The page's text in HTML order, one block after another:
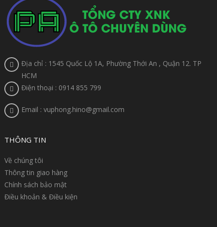
Địa chỉ : 1545 Quốc Lộ 1A, Phường Thới An , Quận 12. TP
HCM
Điện thoại : 0914 855 799
Email : vuphong.hino@gmail.com
THÔNG TIN
Về chúng tôi
Thông tin giao hàng
Chính sách bảo mật
Điều khoản & Điều kiện